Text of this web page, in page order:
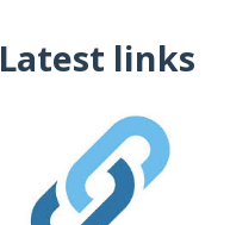
Latest links